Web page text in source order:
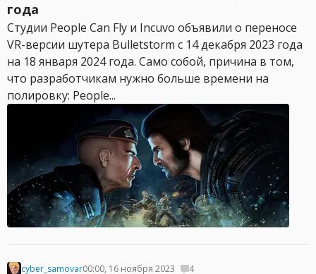
года
Студии People Can Fly и Incuvo объявили о переносе
VR-версии шутера Bulletstorm с 14 декабря 2023 года
на 18 января 2024 года. Само собой, причина в том,
что разработчикам нужно больше времени на
полировку: People...
cyber_samovar00:00, 16 ноября 2023 4